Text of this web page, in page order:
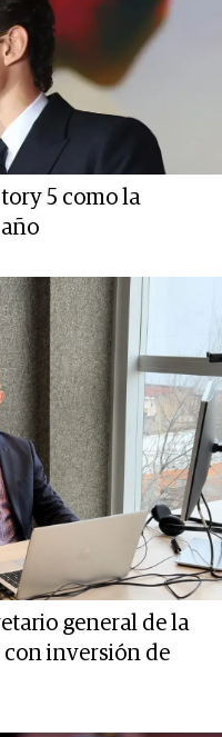
5 como la
general de la
con inversión de